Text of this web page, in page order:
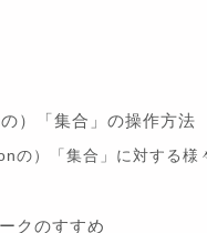
の）「集合」の操作方法
の）「集合」に対する様
クのすすめ